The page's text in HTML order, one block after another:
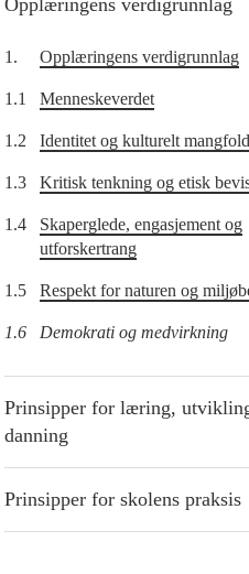
Opplæringens verdigrunnlag
1. Opplæringens verdigrunnlag
1.1 Menneskeverdet
1.2 Identitet og kulturelt mangfold
1.3 Kritisk tenkning og etisk
1.4
Skaperglede, engasjement og
utforskertrang
1.5 Respekt for naturen og
1.6 Demokrati og medvirkning
Prinsipper for læring,
danning
Prinsipper for skolens praksis